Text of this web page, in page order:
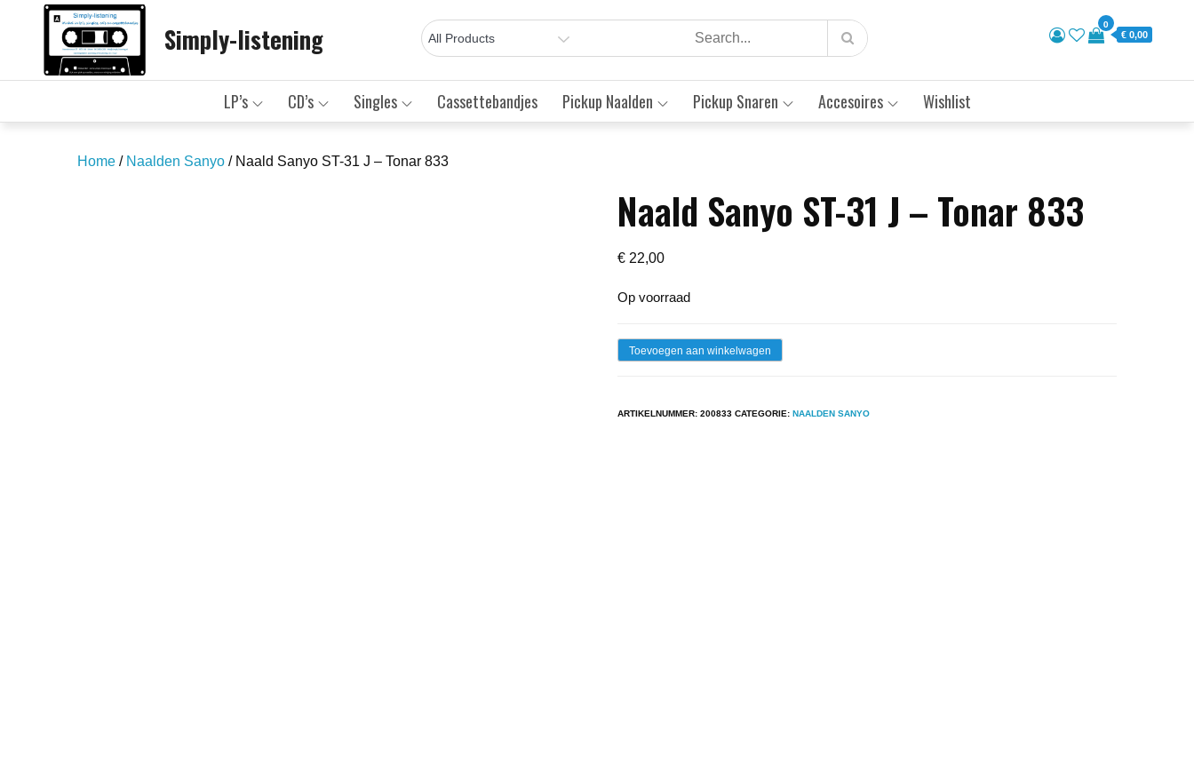
Simply-listening 0
€ 0,00
LP’s CD’s Singles Cassettebandjes Pickup Naalden Pickup Snaren Accesoires Wishlist
Home / Naalden Sanyo / Naald Sanyo ST-31 J – Tonar 833
Naald Sanyo ST-31 J – Tonar 833
€ 22,00
Op voorraad
Naald
Toevoegen aan winkelwagen
ARTIKELNUMMER:200833 CATEGORIE:NAALDEN SANYO